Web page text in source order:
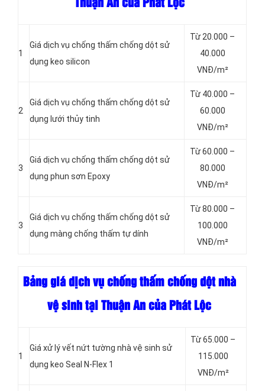
Thuận An của Phát Lộc
1
Giá dịch vụ chống thấm chống dột sử
dụng keo silicon
Từ 20.000 –
40.000
VNĐ/m²
2
Giá dịch vụ chống thấm chống dột sử
dụng lưới thủy tinh
Từ 40.000 –
60.000
VNĐ/m²
3
Giá dịch vụ chống thấm chống dột sử
dụng phun sơn Epoxy
Từ 60.000 –
80.000
VNĐ/m²
3
Giá dịch vụ chống thấm chống dột sử
dụng màng chống thấm tự dính
Từ 80.000 –
100.000
VNĐ/m²
Bảng giá dịch vụ chống thấm chống dột nhà
vệ sinh tại Thuận An của Phát Lộc
1
Giá xử lý vết nứt tường nhà vệ sinh sử
dụng keo Seal N-Flex 1
Từ 65.000 –
115.000
VNĐ/m²